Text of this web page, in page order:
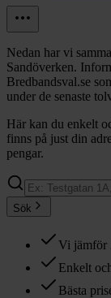
Nedan har vi
Sandöverken.
Bredbandsval.se
under de senaste
Här kan du enkelt
finns på just din
pengar.
Sök
Vi jämför
Enkelt
Bästa